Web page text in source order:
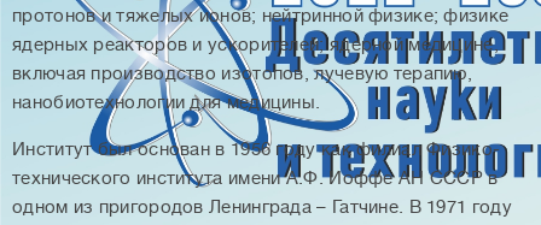
Аспирантура
протонов и тяжелых ионов; нейтринной физике; физике
ядерных реакторов и ускорителей; ядерной медицине,
включая производство изотопов, лучевую терапию,
нанобиотехнологии для медицины.
Институт был основан в 1956 году как филиал Физико-
технического института имени А.Ф. Иоффе АН СССР в
одном из пригородов Ленинграда – Гатчине. В 1971 году